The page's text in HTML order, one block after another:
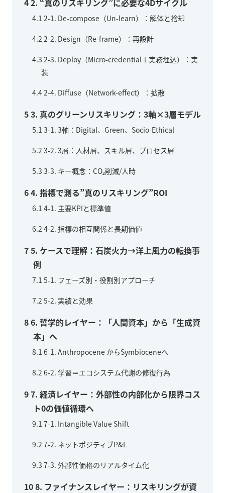
4.1 2-1. De-compose（Un-learn）：解体と捨却
4.2 2-2. Design（Re-frame）：再設計
4.3 2-3. Deploy（Micro-credential＋実務埋込）：実
装
4.42-4. Diffuse（Network-effect）：拡散
53. 真のグリーンリスキリング：3軸×3層モデル
5.1 3-1. 3軸：Digital、Green、Socio-Ethical
5.2 3-2. 3層：人材層、スキル層、プロセス層
5.3 3-3. キー概念：CO₂削減/人時
64. 指標で測る”真のリスキリング”ROI
6.1 4-1. 主要KPIと標準値
6.2 4-2. 指標の相互関係と長期価値
75. ケースで理解：石炭火力→洋上風力の転換事
例
7.1 5-1. フェーズ別・役割別アプローチ
7.2 5-2. 実績と効果
86. 哲学的レイヤー：「人間資本」から「生成資
本」へ
8.1 6-1. Anthropocene からSymbioceneへ
8.2 6-2. 学習＝エコシステム代謝の修復行為
97. 経済レイヤー：外部性の内部化から限界コス
ト0の価値循環へ
9.1 7-1. Intangible Value Shift
9.2 7-2. ネットポジティブP&L
9.3 7-3. 外部性価格のリアルタイム化
108. ファイナンスレイヤー：リスキリングが資